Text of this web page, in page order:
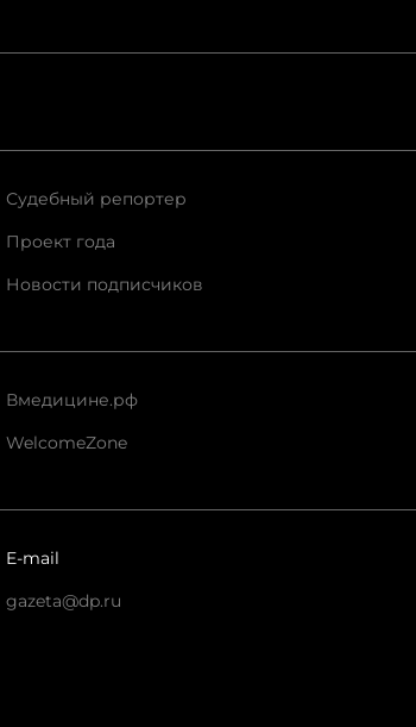
Судебный репортер
Проект года
Новости подписчиков
Вмедицине.рф
WelcomeZone
E-mail
gazeta@dp.ru